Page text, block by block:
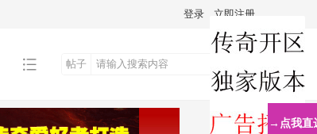
登录 立即注册
帖子
搜
→点我直